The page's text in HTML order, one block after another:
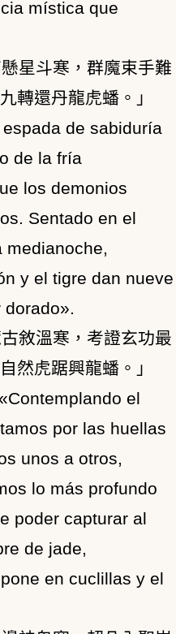
mística que
星斗寒，群魔束手難
轉還丹龍虎蟠。」
de sabiduría
de la fría
los demonios
Sentado en el
medianoche,
y el tigre dan nueve
敘溫寒，考證玄功最
然虎踞興龍蟠。」
el
por las huellas
unos a otros,
lo más profundo
poder capturar al
de jade,
en cuclillas y el